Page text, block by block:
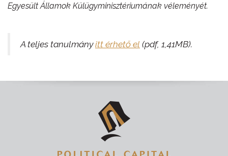
Egyesült Államok Külügyminisztériumának véleményét.
A teljes tanulmányitt érhető el (pdf, 1,41MB).